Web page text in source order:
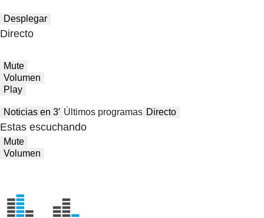
Desplegar
Directo
Mute
Volumen
Play
Noticias en 3′ Últimos programas Directo
Estas escuchando
Mute
Volumen